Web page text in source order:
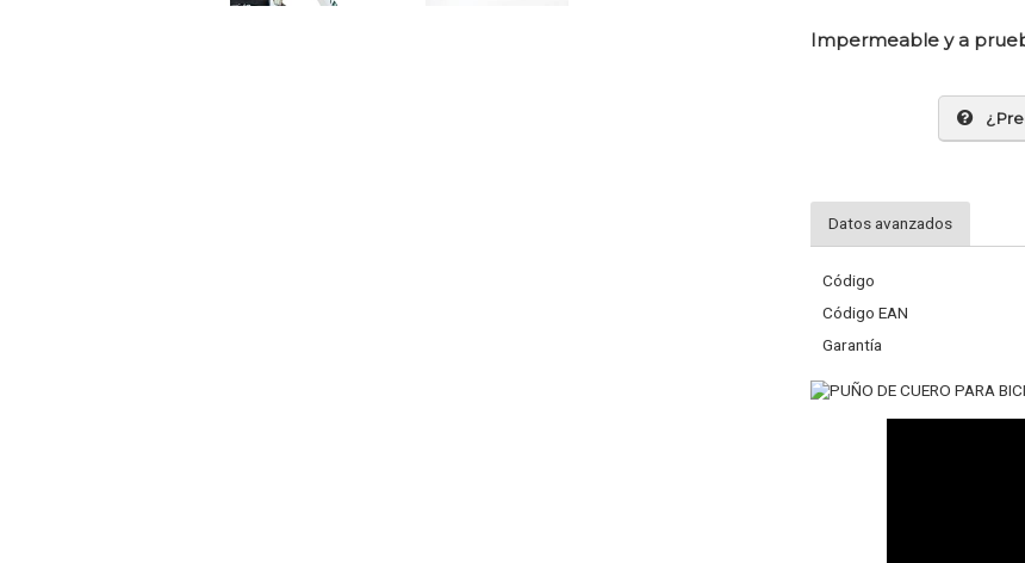
Impermeable y a
Datos avanzados
Código
Código EAN
Garantía